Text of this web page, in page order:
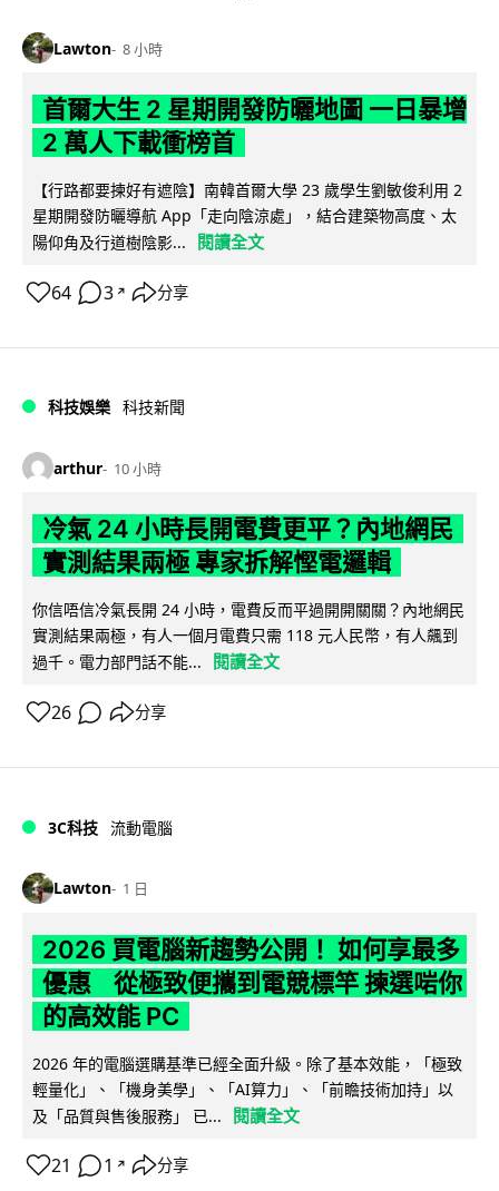
Lawton 8 小時
首爾大生 2 星期開發防曬地圖 一日暴增
2 萬人下載衝榜首
【行路都要揀好有遮陰】南韓首爾大學 23 歲學生劉敏俊利用 2
星期開發防曬導航 App「走向陰涼處」，結合建築物高度、太
陽仰角及行道樹陰影...
閱讀全文
64 3 ↗ 分享
科技娛樂 科技新聞
arthur 10 小時
冷氣 24 小時長開電費更平？內地網民
實測結果兩極 專家拆解慳電邏輯
你信唔信冷氣長開 24 小時，電費反而平過開開關關？內地網民
實測結果兩極，有人一個月電費只需 118 元人民幣，有人飆到
過千。電力部門話不能...
閱讀全文
26 分享
3C科技 流動電腦
Lawton 1 日
2026 買電腦新趨勢公開！ 如何享最多
優惠 從極致便攜到電競標竿 揀選啱你
的高效能 PC
2026 年的電腦選購基準已經全面升級。除了基本效能，「極致
輕量化」、「機身美學」、「AI算力」、「前瞻技術加持」以
及「品質與售後服務」 已...
閱讀全文
21 1 ↗ 分享